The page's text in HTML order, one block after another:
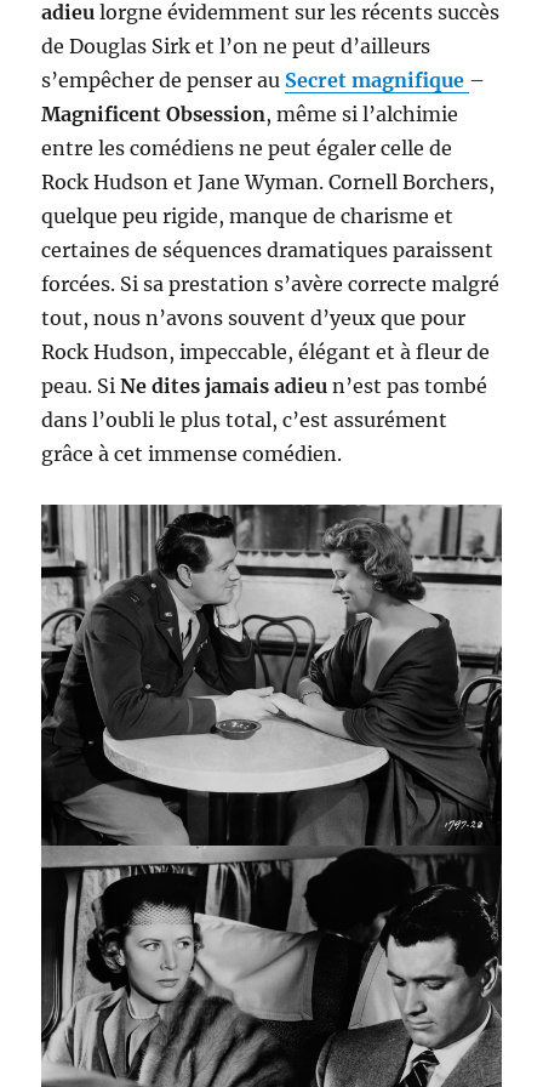
adieu lorgne évidemment sur les récents succès
de Douglas Sirk et l’on ne peut d’ailleurs
s’empêcher de penser au Secret magnifique –
Magnificent Obsession, même si l’alchimie
entre les comédiens ne peut égaler celle de
Rock Hudson et Jane Wyman. Cornell Borchers,
quelque peu rigide, manque de charisme et
certaines de séquences dramatiques paraissent
forcées. Si sa prestation s’avère correcte malgré
tout, nous n’avons souvent d’yeux que pour
Rock Hudson, impeccable, élégant et à fleur de
peau. SiNe dites jamais adieu n’est pas tombé
dans l’oubli le plus total, c’est assurément
grâce à cet immense comédien.